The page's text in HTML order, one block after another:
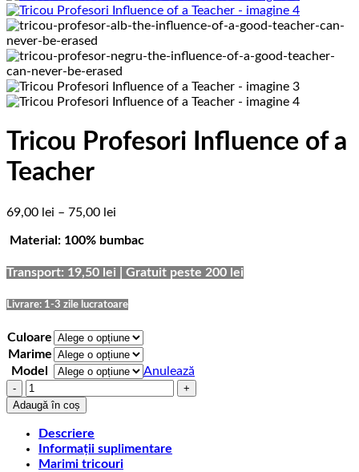
Tricou Profesori Influence of a
Teacher
69,00 lei – 75,00 lei
prețuri:
până
75,00 lei
Material: 100% bumbac
Transport: 19,50 lei | Gratuit peste 200 lei
Livrare: 1-3 zile lucratoare
Culoare
Marime
Model
Anulează
Cantitate
Tricou
Profesori
Influence
of
a
Adaugă în coș
Descriere
Informații suplimentare
Marimi tricouri